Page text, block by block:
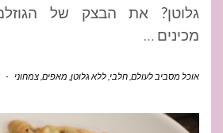
גלוטן? את הבצק של
מכינים …
אוכל מסביב לעולם חלבי ללא גלוטן מאפים צמחוני -